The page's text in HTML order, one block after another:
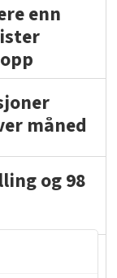
enn
måned
og 98